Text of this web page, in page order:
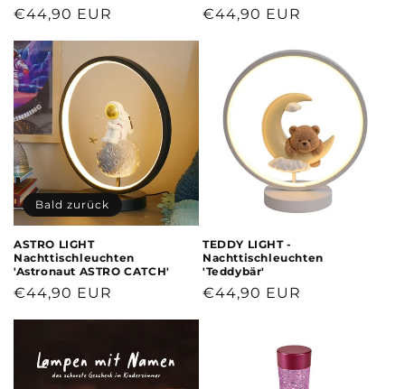
Normaler
€44,90 EUR
Normaler
€44,90 EUR
Bald zurück
ASTRO LIGHT
Nachttischleuchten
'Astronaut ASTRO CATCH'
Normaler
€44,90 EUR
TEDDY LIGHT -
Nachttischleuchten
'Teddybär'
Normaler
€44,90 EUR